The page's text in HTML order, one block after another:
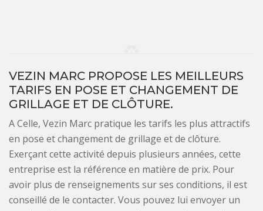
VEZIN MARC PROPOSE LES MEILLEURS
TARIFS EN POSE ET CHANGEMENT DE
GRILLAGE ET DE CLÔTURE.
A Celle, Vezin Marc pratique les tarifs les plus attractifs
en pose et changement de grillage et de clôture.
Exerçant cette activité depuis plusieurs années, cette
entreprise est la référence en matière de prix. Pour
avoir plus de renseignements sur ses conditions, il est
conseillé de le contacter. Vous pouvez lui envoyer un